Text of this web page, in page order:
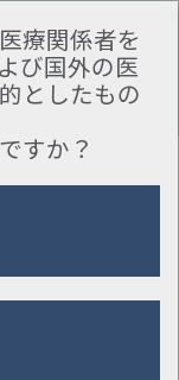
情報提供サイト
Toggle
サイレンシングを
療関係者を
び国外の医
としたもの
すか？